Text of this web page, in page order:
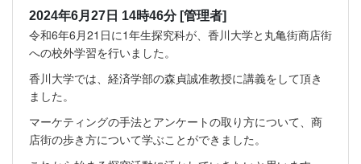
2024年6月27日 14時46分 [管理者]
令和6年6月21日に1年生探究科が、香川大学と丸亀街商店街
への校外学習を行いました。
香川大学では、経済学部の森貞誠准教授に講義をして頂き
ました。
マーケティングの手法とアンケートの取り方について、商
店街の歩き方について学ぶことができました。